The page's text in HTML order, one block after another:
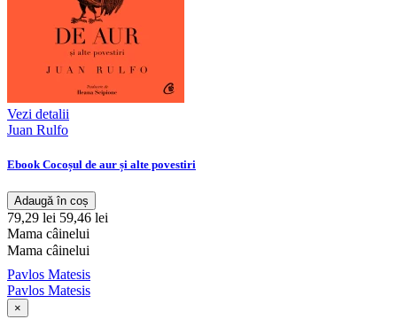
Vezi detalii
Juan Rulfo
Ebook Cocoșul de aur și alte povestiri
Adaugă în coș
79,29 lei 59,46 lei
Mama câinelui
Mama câinelui
Pavlos Matesis
Pavlos Matesis
×